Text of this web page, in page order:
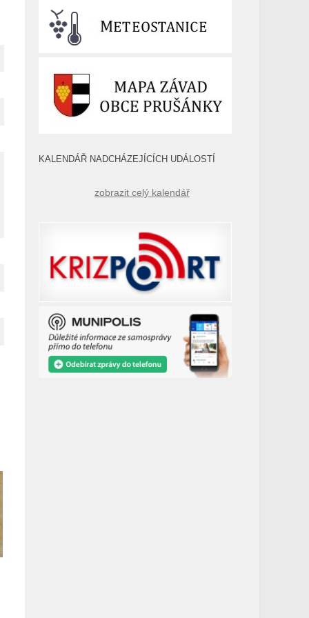
KALENDÁŘ NADCHÁZEJÍCÍCH UDÁLOSTÍ
zobrazit celý kalendář